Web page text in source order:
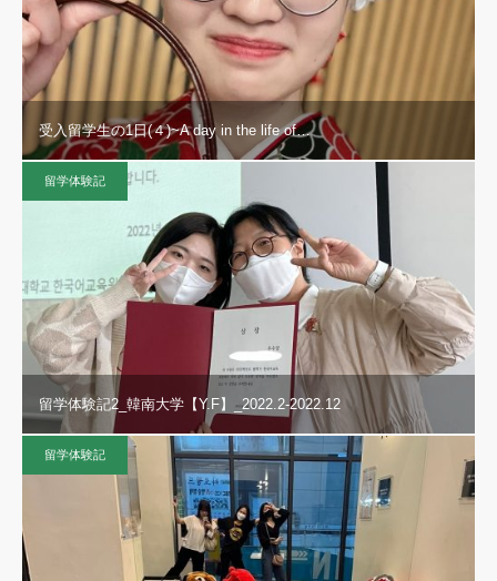
受入留学生の1日(４)~A day in the life of…
留学体験記
留学体験記2_韓南大学【Y.F】_2022.2-2022.12
留学体験記